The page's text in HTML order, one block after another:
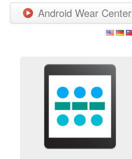
Android Wear Center
Games
New Releases
Watchfaces